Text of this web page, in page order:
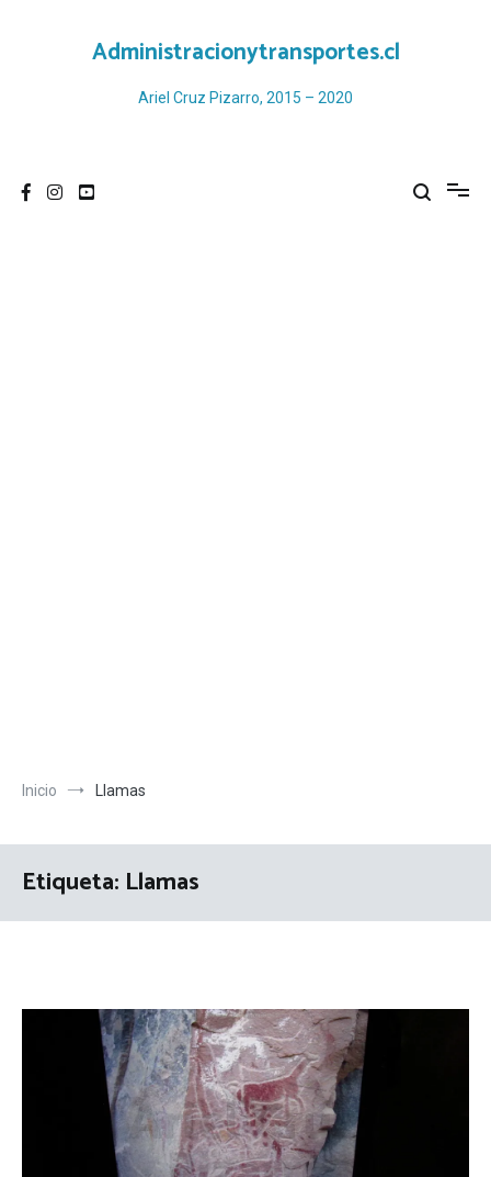
Administracionytransportes.cl
Ariel Cruz Pizarro, 2015 – 2020
Inicio Llamas
Etiqueta: Llamas